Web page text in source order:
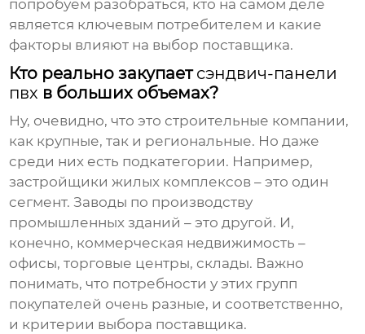
попробуем разобраться, кто на самом деле
является ключевым потребителем и какие
факторы влияют на выбор поставщика.
Кто реально закупаетсэндвич-панели
пвх в больших объемах?
Ну, очевидно, что это строительные компании,
как крупные, так и региональные. Но даже
среди них есть подкатегории. Например,
застройщики жилых комплексов – это один
сегмент. Заводы по производству
промышленных зданий – это другой. И,
конечно, коммерческая недвижимость –
офисы, торговые центры, склады. Важно
понимать, что потребности у этих групп
покупателей очень разные, и соответственно,
и критерии выбора поставщика.